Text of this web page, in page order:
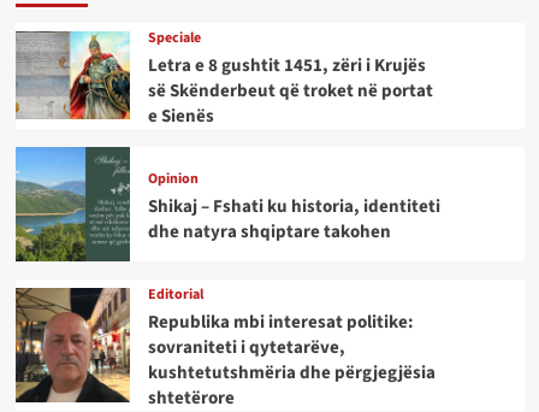
Speciale
Letra e 8 gushtit 1451, zëri i Krujës
së Skënderbeut që troket në portat
e Sienës
Opinion
Shikaj – Fshati ku historia, identiteti
dhe natyra shqiptare takohen
Editorial
Republika mbi interesat politike:
sovraniteti i qytetarëve,
kushtetutshmëria dhe përgjegjësia
shtetërore